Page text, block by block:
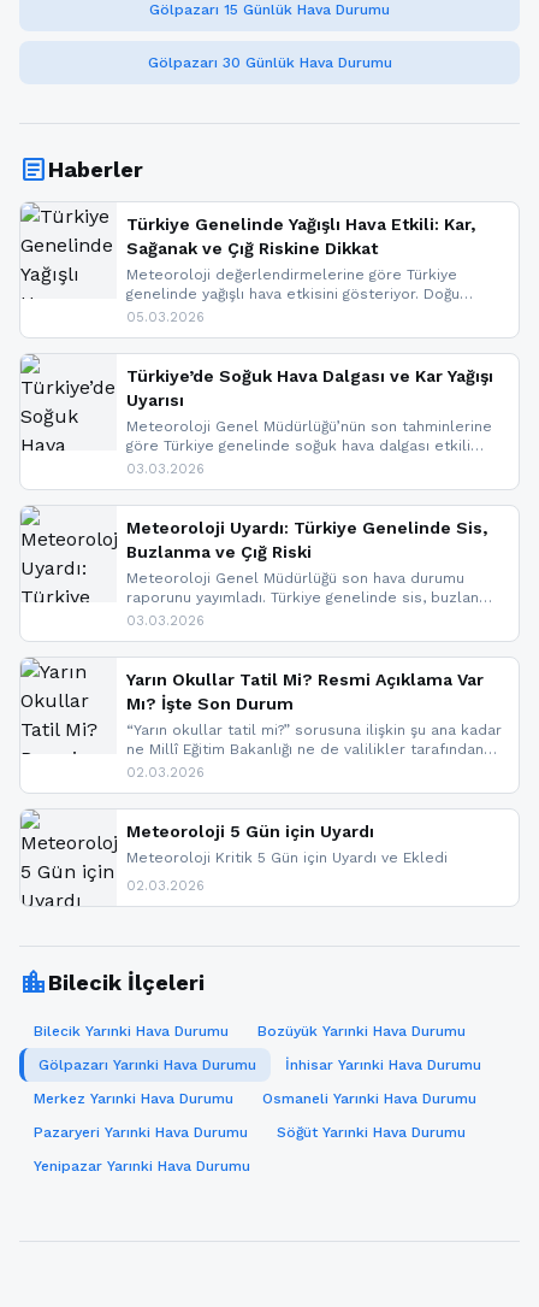
Gölpazarı 15 Günlük Hava Durumu
Gölpazarı 30 Günlük Hava Durumu
articleHaberler
Türkiye Genelinde Yağışlı Hava Etkili: Kar,
Sağanak ve Çığ Riskine Dikkat
Meteoroloji değerlendirmelerine göre Türkiye
genelinde yağışlı hava etkisini gösteriyor. Doğu
bölgelerinde kar yağışı beklenirken Marmara ve
ise çığ tehlikesi bulunuyor. İç kesimlerde sis ve pus
nedeniyle görüş mesafesinde azalma
yaşanabileceği belirtiliyor.
05.03.2026
Türkiye’de Soğuk Hava Dalgası ve Kar Yağışı
Uyarısı
Meteoroloji Genel Müdürlüğü’nün son tahminlerine
göre Türkiye genelinde soğuk hava dalgası etkili
oluyor. Birçok il için kar yağışı ve buzlanma uyarısı
03.03.2026
Meteoroloji Uyardı: Türkiye Genelinde Sis,
Buzlanma ve Çığ Riski
Meteoroloji Genel Müdürlüğü son hava durumu
raporunu yayımladı. Türkiye genelinde sis, buzlanma
ve don beklenirken Doğu Anadolu ve Doğu
yapıldı. İşte son dakika meteoroloji gelişmeleri.
03.03.2026
Yarın Okullar Tatil Mi? Resmi Açıklama Var
Mı? İşte Son Durum
“Yarın okullar tatil mi?” sorusuna ilişkin şu ana kadar
ne Millî Eğitim Bakanlığı ne de valilikler tarafından
yapılmış resmi bir tatil açıklaması bulunmamaktadır.
paylaşacağız. En hızlı şekilde haberdar olmak için
sitemizi takip edebilir ve bildirimleri açabilirsiniz.
02.03.2026
Meteoroloji 5 Gün için Uyardı
Meteoroloji Kritik 5 Gün için Uyardı ve Ekledi
02.03.2026
location_cityBilecik İlçeleri
Bilecik Yarınki Hava Durumu
Bozüyük Yarınki Hava Durumu
Gölpazarı Yarınki Hava Durumu
İnhisar Yarınki Hava Durumu
Merkez Yarınki Hava Durumu
Osmaneli Yarınki Hava Durumu
Pazaryeri Yarınki Hava Durumu
Söğüt Yarınki Hava Durumu
Yenipazar Yarınki Hava Durumu